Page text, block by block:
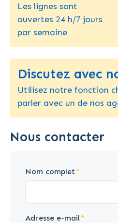
Les lignes sont
ouvertes 24 h/7 jours
par semaine
Discutez avec
Utilisez notre fonction
parler avec un de nos
Nous contacter
Nom complet
Adresse e-mail